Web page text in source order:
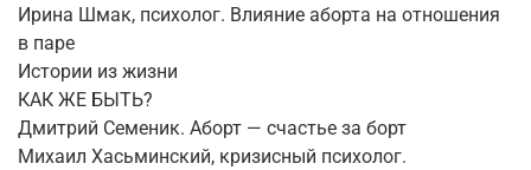
Ирина Шмак, психолог. Влияние аборта на отношения
в паре
Истории из жизни
КАК ЖЕ БЫТЬ?
Дмитрий Семеник. Аборт — счастье за борт
Михаил Хасьминский, кризисный психолог.